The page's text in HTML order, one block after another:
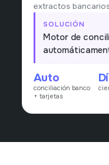
extractos
crédito contra
movimientos y
mano.
SOLUCIÓN
Motor de
bancarios y las
contra ventas
diferencia y
revisión humana.
Auto
conciliación banco
+ tarjetas